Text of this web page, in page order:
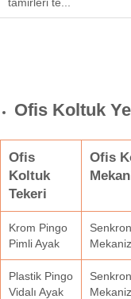
Ofis Koltuk
Ofis
Koltuk
Tekeri
Ofis
Krom Pingo
Pimli Ayak
Plastik Pingo
Vidalı Ayak